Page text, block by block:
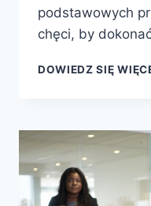
podstawowych
chęci, by
DOWIEDZ SIĘ